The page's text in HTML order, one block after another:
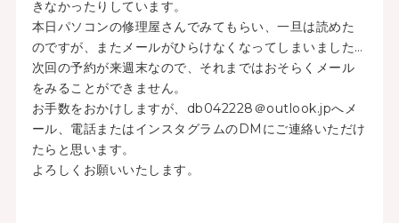
きなかったりしています。
本日パソコンの修理屋さんでみてもらい、一旦は読めた
のですが、またメールがひらけなくなってしまいました…
次回の予約が来週末なので、それまではおそらくメール
をみることができません。
お手数をおかけしますが、db042228＠outlook.jpへメ
ール、電話またはインスタグラムのDMにご連絡いただけ
たらと思います。
よろしくお願いいたします。